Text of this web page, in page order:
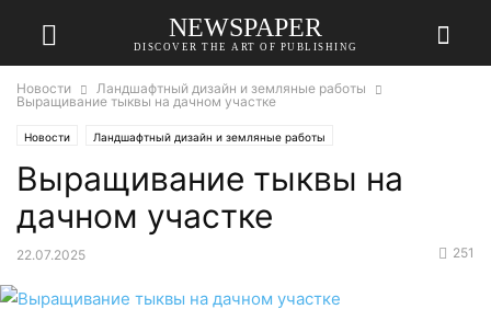
NEWSPAPER
DISCOVER THE ART OF PUBLISHING
Новости
Ландшафтный дизайн и земляные работы
Выращивание тыквы на дачном участке
Новости Ландшафтный дизайн и земляные работы
Выращивание тыквы на
дачном участке
22.07.2025 251